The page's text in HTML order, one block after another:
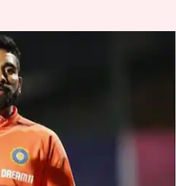
గెలిచిన